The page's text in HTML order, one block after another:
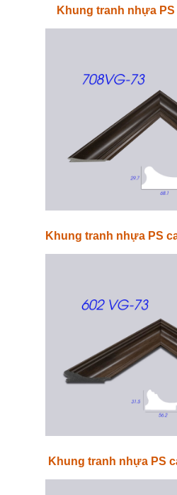
Khung tranh nhựa PS
Khung tranh nhựa PS
Khung tranh nhựa PS